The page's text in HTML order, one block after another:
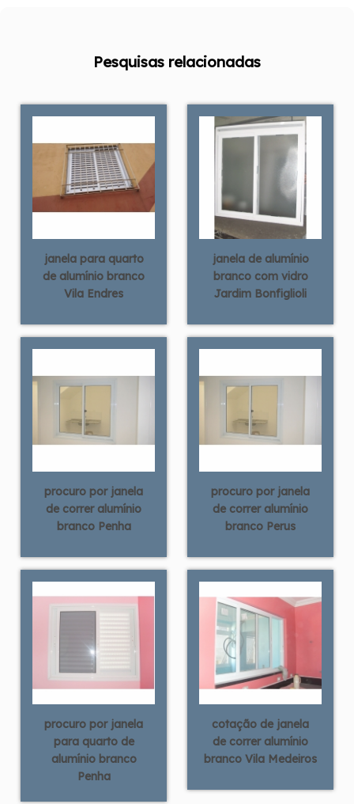
Pesquisas relacionadas
janela para quarto
de alumínio branco
Vila Endres
janela de alumínio
branco com vidro
Jardim Bonfiglioli
procuro por janela
de correr alumínio
branco Penha
procuro por janela
de correr alumínio
branco Perus
procuro por janela
para quarto de
alumínio branco
Penha
cotação de janela
de correr alumínio
branco Vila Medeiros